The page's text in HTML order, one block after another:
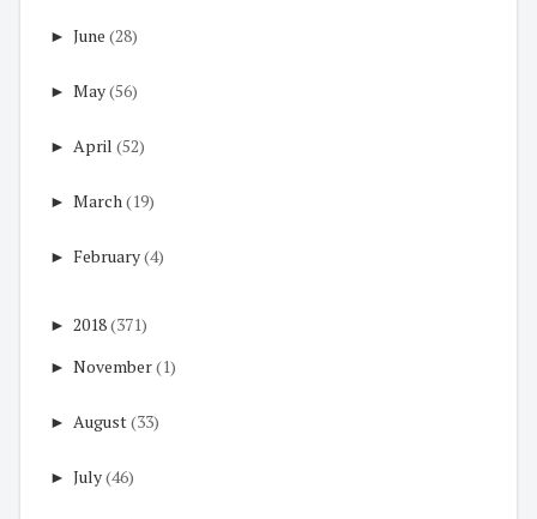
► June (28)
► May(56)
► April (52)
► March(19)
► February(4)
► 2018(371)
► November(1)
► August(33)
► July(46)